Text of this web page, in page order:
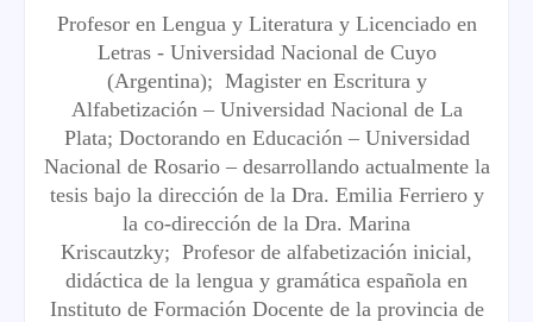
Profesor en Lengua y Literatura y Licenciado en
Letras - Universidad Nacional de Cuyo
(Argentina); Magister en Escritura y
Alfabetización – Universidad Nacional de La
Plata; Doctorando en Educación – Universidad
Nacional de Rosario – desarrollando actualmente la
tesis bajo la dirección de la Dra. Emilia Ferriero y
la co-dirección de la Dra. Marina
Kriscautzky; Profesor de alfabetización inicial,
didáctica de la lengua y gramática española en
Instituto de Formación Docente de la provincia de